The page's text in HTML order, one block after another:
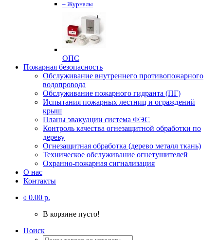
– Журналы
ОПС
Пожарная безопасность
Обслуживание внутреннего противопожарного
водопровода
Обслуживание пожарного гидранта (ПГ)
Испытания пожарных лестниц и ограждений
крыш
Планы эвакуации система ФЭС
Контроль качества огнезащитной обработки по
дереву
Огнезащитная обработка (дерево металл ткань)
Техническое обслуживание огнетушителей
Охранно-пожарная сигнализация
О нас
Контакты
0 0.00 р.
В корзине пусто!
Поиск